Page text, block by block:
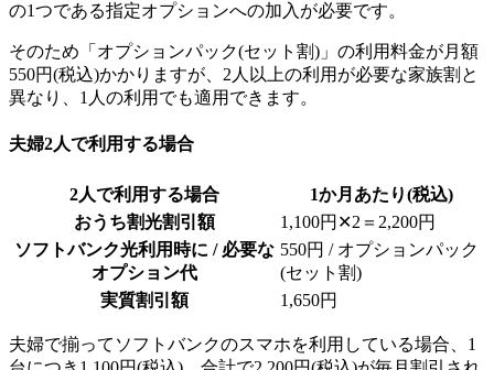
の1つである指定オプションへの加入が必要です。
そのため「オプションパック(セット割)」の利用料金が月額
550円(税込)かかりますが、2人以上の利用が必要な家族割と
異なり、1人の利用でも適用できます。
夫婦2人で利用する場合
2人で利用する場合
1か月あたり(税込)
おうち割光割引額
1,100円✕2＝2,200円
ソフトバンク光利用時に / 必要な
オプション代
550円 / オプションパック
(セット割)
実質割引額
1,650円
夫婦で揃ってソフトバンクのスマホを利用している場合、1